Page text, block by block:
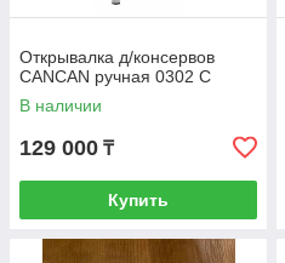
Открывалка д/консервов
CANCAN ручная 0302 С
В наличии
129 000 ₸
Купить